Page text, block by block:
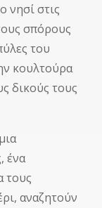
νησί στις
σπόρους
του
κουλτούρα
δικούς τους
ένα
τους
αναζητούν